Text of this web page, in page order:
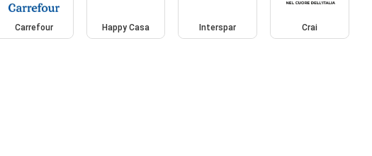
Carrefour Happy Casa Interspar Crai